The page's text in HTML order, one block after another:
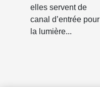
elles servent de
canal d’entrée pour
la lumière...